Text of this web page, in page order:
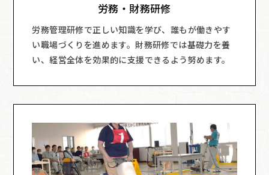
労務・財務研修
労務管理研修で正しい知識を学び、誰もが働きやす
い職場づくりを進めます。財務研修では基礎力を養
い、経営全体を効果的に支援できるよう努めます。